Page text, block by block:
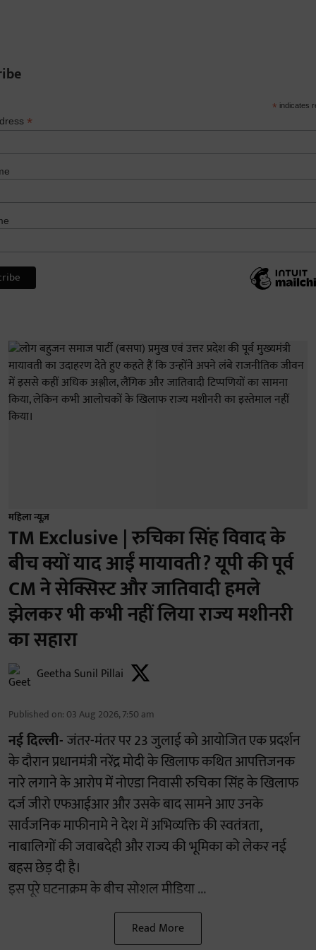
* indicates
*
महिला न्यूज़
TM Exclusive | रुचिका सिंह विवाद के
बीच क्यों याद आईं मायावती? यूपी की पूर्व
CM ने सेक्सिस्ट और जातिवादी हमले
झेलकर भी कभी नहीं लिया राज्य मशीनरी
का सहारा
Geetha Sunil Pillai
Published on: 03 Aug 2026, 7:50 am
नई दिल्ली-जंतर-मंतर पर 23 जुलाई को आयोजित एक प्रदर्शन
के दौरान प्रधानमंत्री नरेंद्र मोदी के खिलाफ कथित आपत्तिजनक
नारे लगाने के आरोप में नोएडा निवासी रुचिका सिंह के खिलाफ
दर्ज जीरो एफआईआर और उसके बाद सामने आए उनके
सार्वजनिक माफीनामे ने देश में अभिव्यक्ति की स्वतंत्रता,
नाबालिगों की जवाबदेही और राज्य की भूमिका को लेकर नई
बहस छेड़ दी है।
इस पूरे घटनाक्रम के बीच सोशल मीडिया ...
Read More